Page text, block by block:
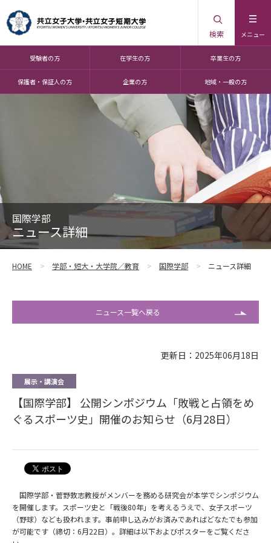
メニュー
検索
受験者の方 在学生の方 卒業生の方
保護者・保証人の方 企業の方 地域・一般の方
国際学部
ニュース詳細
HOME 学部・短大・大学院／教育 国際学部 ニュース詳細
ニュース一覧へ戻る
更新日：2025年06月18日
展示・講演会
【国際学部】 公開シンポジウム「敗戦と占領をめ
ぐるスポーツ史」開催のお知らせ（6月28日）
国際学部・菅野敦志教授がメンバーを務める研究会が本学でシンポジウム
を開催します。スポーツ史と「戦後80年」を考えるうえで、女子スポーツ
（野球）なども扱われます。事前申し込みがお済みであればどなたでも参加
が可能です（締切：6月22日）。詳細は以下およびポスターをご覧くださ